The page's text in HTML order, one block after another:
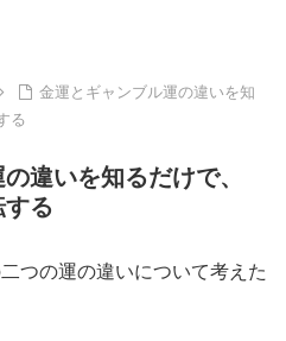
金運とギャンブル運の違いを知
る
違いを知るだけで、
る
つの運の違いについて考えた